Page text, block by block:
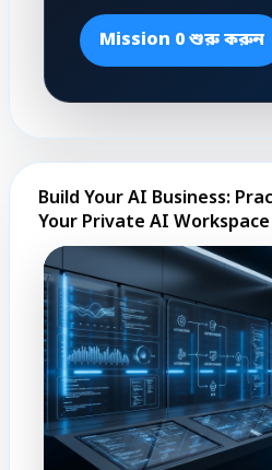
Mission 0 শুরু করুন
Build Your AI Business:
Your Private AI Workspace